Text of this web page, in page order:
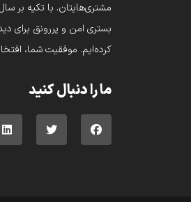
مشتری‌هایتان. با تکیه بر
بستری امن و پررونق برای
کرده‌ایم. موفقیت شما،
ما را دنبال کنید